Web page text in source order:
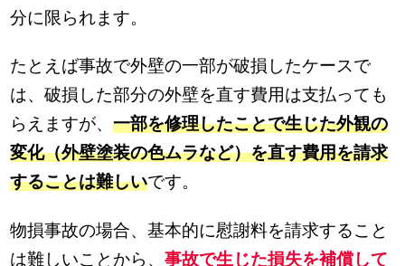
分に限られます。
たとえば事故で外壁の一部が破損したケースで
は、破損した部分の外壁を直す費用は支払っても
らえますが、一部を修理したことで生じた外観の
変化（外壁塗装の色ムラなど）を直す費用を請求
することは難しいです。
物損事故の場合、基本的に慰謝料を請求すること
は難しいことから、事故で生じた損失を補償して